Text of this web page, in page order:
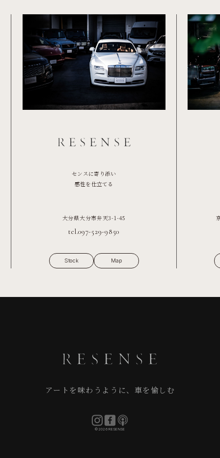
センスに寄り添い
感性を仕立てる
大分県大分市弁天3-1-45
tel.097-529-9850
Stock Map
アートを味わうように、車を愉しむ
©2026 RESENSE